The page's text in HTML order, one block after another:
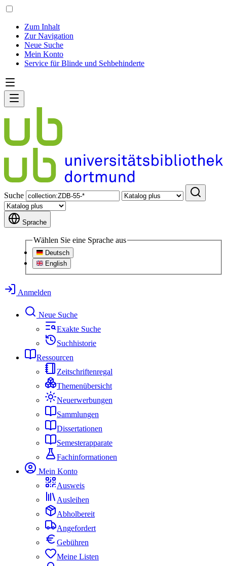
Zum Inhalt
Zur Navigation
Neue Suche
Mein Konto
Service für Blinde und Sehbehinderte
Suche
Sprache
Wählen Sie eine Sprache aus
Deutsch
English
Anmelden
Neue Suche
Exakte Suche
Suchhistorie
Ressourcen
Zeitschriftenregal
Themenübersicht
Neuerwerbungen
Sammlungen
Dissertationen
Semesterapparate
Fachinformationen
Mein Konto
Ausweis
Ausleihen
Abholbereit
Angefordert
Gebühren
Meine Listen